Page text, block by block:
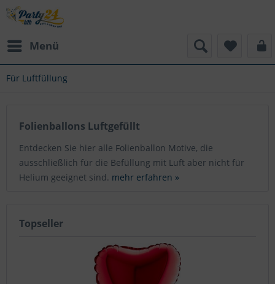
Menü
Für Luftfüllung
Folienballons Luftgefüllt
Entdecken Sie hier alle Folienballon Motive, die
ausschließlich für die Befüllung mit Luft aber nicht für
Helium geeignet sind. mehr erfahren »
Topseller